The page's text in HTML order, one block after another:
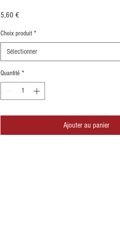
5,60 €Prix
Choix produit *
Sélectionner
Quantité *
Ajouter au panier